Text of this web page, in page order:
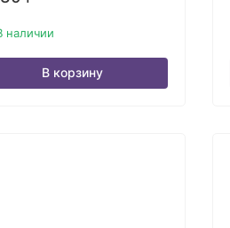
наличии
В корзину